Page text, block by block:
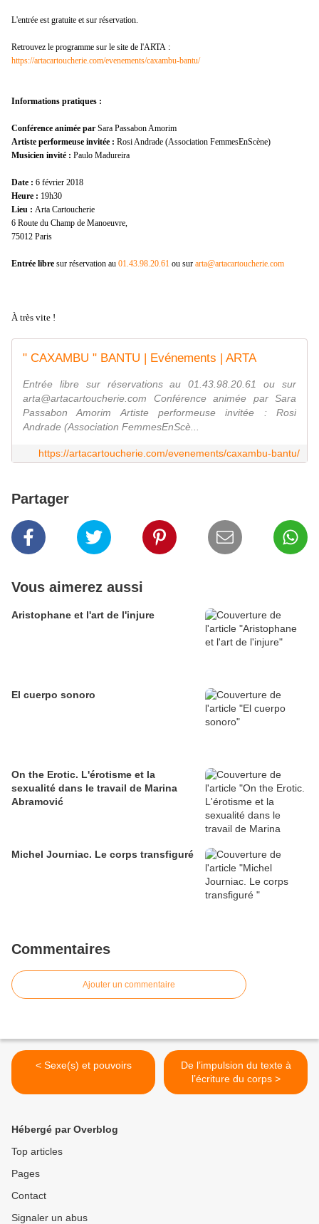
L'entrée est gratuite et sur réservation.
Retrouvez le programme sur le site de l'ARTA :
https://artacartoucherie.com/evenements/caxambu-bantu/
Informations pratiques :
Conférence animée par Sara Passabon Amorim
Artiste performeuse invitée : Rosi Andrade (Association FemmesEnScène)
Musicien invité : Paulo Madureira
Date : 6 février 2018
Heure : 19h30
Lieu : Arta Cartoucherie
6 Route du Champ de Manoeuvre,
75012 Paris
Entrée libre sur réservation au 01.43.98.20.61 ou sur arta@artacartoucherie.com
À très vite !
" CAXAMBU " BANTU | Evénements | ARTA
Entrée libre sur réservations au 01.43.98.20.61 ou sur
arta@artacartoucherie.com Conférence animée par Sara
Passabon Amorim Artiste performeuse invitée : Rosi
Andrade (Association FemmesEnScè...
https://artacartoucherie.com/evenements/caxambu-bantu/
Partager
Vous aimerez aussi
Aristophane et l'art de l'injure
El cuerpo sonoro
On the Erotic. L'érotisme et la
sexualité dans le travail de Marina
Abramović
Michel Journiac. Le corps transfiguré
Commentaires
Ajouter un commentaire
< Sexe(s) et pouvoirs
De l’impulsion du texte à
l’écriture du corps >
Hébergé par Overblog
Top articles
Pages
Contact
Signaler un abus